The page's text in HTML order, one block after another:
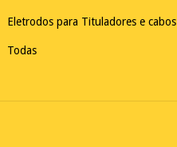
Eletrodos para Tituladores e cabos
Todas